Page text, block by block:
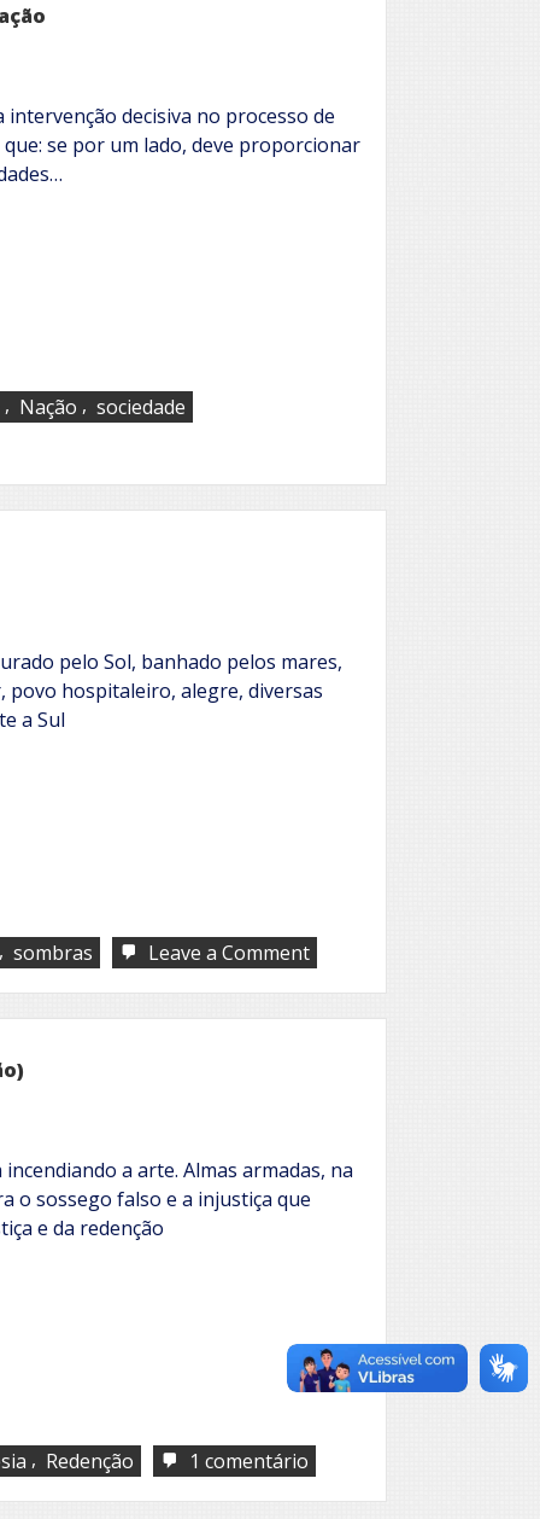
decisiva no processo de
se por um lado, deve proporcionar
, Nação , sociedade
pelo Sol, banhado pelos mares,
povo hospitaleiro, alegre, diversas
a Sul
, sombras Leave a Commenton
Que
país
é
a arte. Almas armadas, na
o sossego falso e a injustiça que
e da redenção
, Redenção 1 comentário
Almas
armadas